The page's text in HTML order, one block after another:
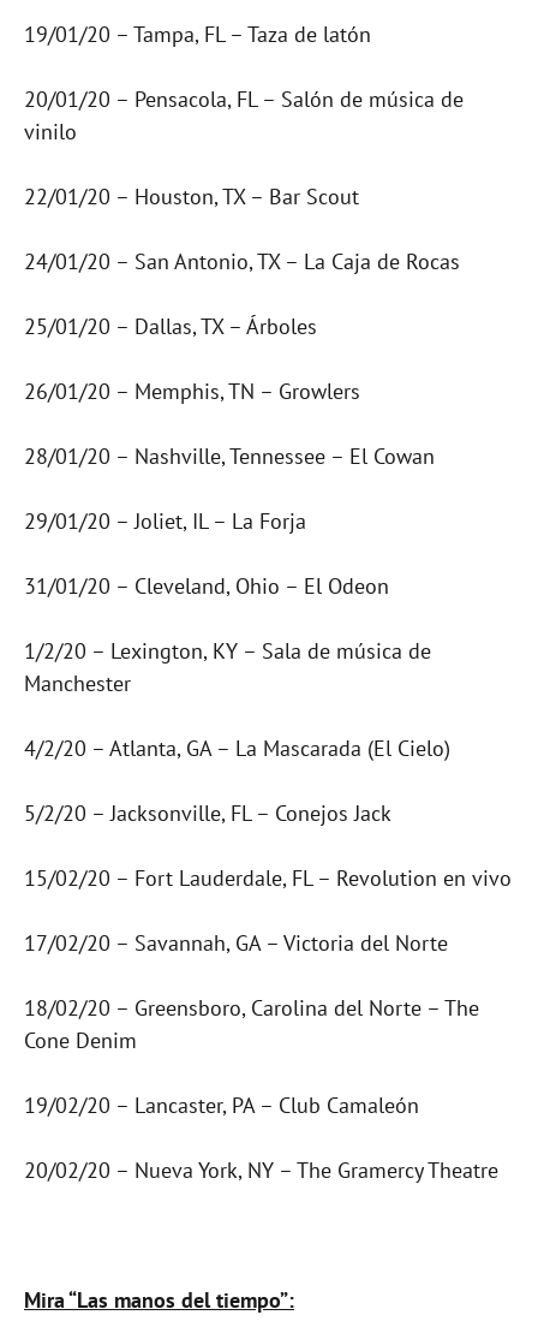
19/01/20 – Tampa, FL – Taza de latón
20/01/20 – Pensacola, FL – Salón de música de
vinilo
22/01/20 – Houston, TX – Bar Scout
24/01/20 – San Antonio, TX – La Caja de Rocas
25/01/20 – Dallas, TX – Árboles
26/01/20 – Memphis, TN – Growlers
28/01/20 – Nashville, Tennessee – El Cowan
29/01/20 – Joliet, IL – La Forja
31/01/20 – Cleveland, Ohio – El Odeon
1/2/20 – Lexington, KY – Sala de música de
Manchester
4/2/20 – Atlanta, GA – La Mascarada (El Cielo)
5/2/20 – Jacksonville, FL – Conejos Jack
15/02/20 – Fort Lauderdale, FL – Revolution en vivo
17/02/20 – Savannah, GA – Victoria del Norte
18/02/20 – Greensboro, Carolina del Norte – The
Cone Denim
19/02/20 – Lancaster, PA – Club Camaleón
20/02/20 – Nueva York, NY – The Gramercy Theatre
Mira “Las manos del tiempo”: